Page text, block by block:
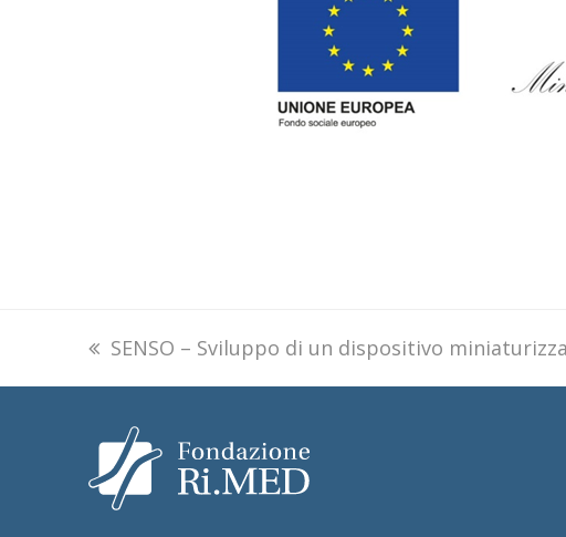
previous
post:
SENSO – Sviluppo di un dispositivo